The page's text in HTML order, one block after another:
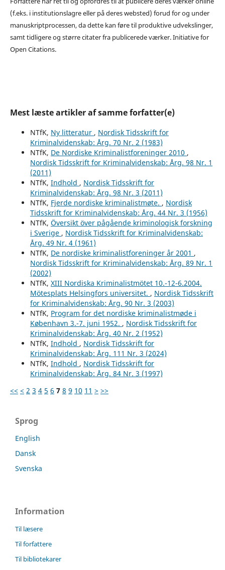
(f.eks. i institutionslagre eller på deres websted) forud for og under
manuskriptprocessen, da dette kan føre til produktive udvekslinger,
samt tidligere og større citater fra publicerede værker. Initiative for
Open Citations.
Mest læste artikler af samme forfatter(e)
NTfK, Ny litteratur , Nordisk Tidsskrift for
Kriminalvidenskab: Årg. 70 Nr. 2 (1983)
NTfK, De Nordiske Kriminalistforeninger 2010 ,
Nordisk Tidsskrift for Kriminalvidenskab: Årg. 98 Nr. 1
(2011)
NTfK, Indhold , Nordisk Tidsskrift for
Kriminalvidenskab: Årg. 98 Nr. 3 (2011)
NTfK, Fjerde nordiske kriminalistmøte. , Nordisk
Tidsskrift for Kriminalvidenskab: Årg. 44 Nr. 3 (1956)
NTfK, Översikt över pågående kriminologisk forskning
i Sverige , Nordisk Tidsskrift for Kriminalvidenskab:
Årg. 49 Nr. 4 (1961)
NTfK, De nordiske kriminalistforeninger år 2001 ,
Nordisk Tidsskrift for Kriminalvidenskab: Årg. 89 Nr. 1
(2002)
NTfK, XIII Nordiska Kriminalistmötet 10.-12-6.2004.
Mötesplats Helsingfors universitet. , Nordisk Tidsskrift
for Kriminalvidenskab: Årg. 90 Nr. 3 (2003)
NTfK, Program for det nordiske kriminalistmøde i
København 3.-7. juni 1952. , Nordisk Tidsskrift for
Kriminalvidenskab: Årg. 40 Nr. 2 (1952)
NTfK, Indhold , Nordisk Tidsskrift for
Kriminalvidenskab: Årg. 111 Nr. 3 (2024)
NTfK, Indhold , Nordisk Tidsskrift for
Kriminalvidenskab: Årg. 84 Nr. 3 (1997)
<< < 2 3 4 5 6 7 8 9 10 11 > >>
Sprog
English
Dansk
Svenska
Information
Til læsere
Til forfattere
Til bibliotekarer